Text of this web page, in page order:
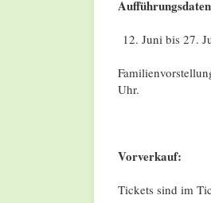
Juni bis 27.
Uhr.
Vorverkauf:
Tickets sind im